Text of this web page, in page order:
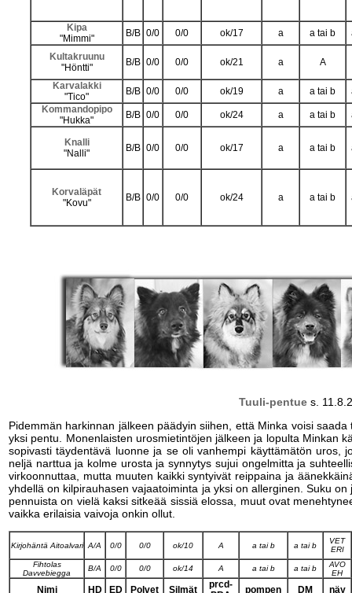
Kipa
"Mimmi"
B/B 0/0 0/0 ok/17 a a tai b
Kultakruunu
"Höntti"
B/B 0/0 0/0 ok/21 a A
Karvalakki
"Tico"
B/B 0/0 0/0 ok/19 a a tai b
Kommandopipo
"Hukka"
B/B 0/0 0/0 ok/24 a a tai b
Knalli
"Nalli"
B/B 0/0 0/0 ok/17 a a tai b
Korvaläpät
"Kovu"
B/B 0/0 0/0 ok/24 a a tai b
Tuuli-pentues.
Pidemmän harkinnan jälkeen päädyin siihen, että Minka voisi
yksi pentu. Monenlaisten urosmietintöjen jälkeen ja lopulta Minkan
sopivasti täydentävä luonne ja se oli vanhempi käyttämätön uros,
neljä narttua ja kolme urosta ja synnytys sujui ongelmitta ja
virkoonnuttaa, mutta muuten kaikki syntyivät reippaina ja
yhdellä on kilpirauhasen vajaatoiminta ja yksi on allerginen. Suku
pennuista on vielä kaksi sitkeää sissiä elossa, muut ovat
vaikka erilaisia vaivoja onkin ollut.
Kirjohäntä Aitoalvari A/A 0/0 0/0 ok/10 A a tai b a tai b
VET
ERI
Fihtolas
Davvebiegga
B/A 0/0 0/0 ok/14 A a tai b a tai b
AVO
EH
Nimi HD ED Polvet Silmät
prcd-
pompen DM
näy